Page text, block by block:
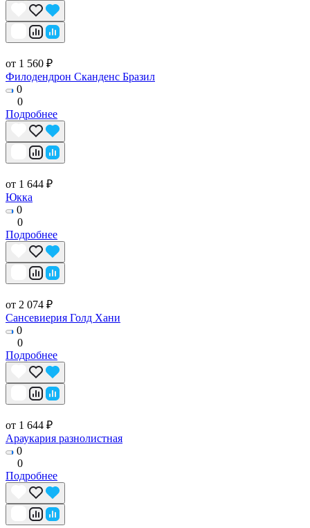
от 1 560 ₽
Филодендрон Сканденс Бразил
0
0
Подробнее
от 1 644 ₽
Юкка
0
0
Подробнее
от 2 074 ₽
Сансевиерия Голд Хани
0
0
Подробнее
от 1 644 ₽
Араукария разнолистная
0
0
Подробнее